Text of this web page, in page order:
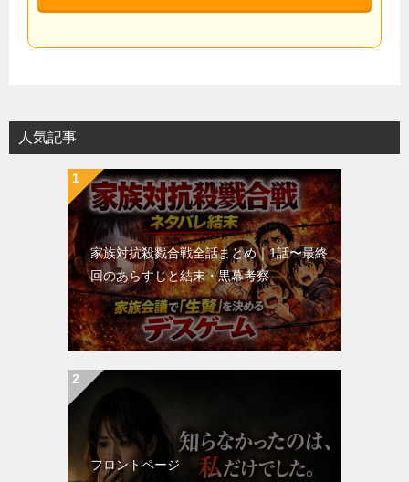
人気記事
家族対抗殺戮合戦全話まとめ｜1話〜最終
回のあらすじと結末・黒幕考察
フロントページ